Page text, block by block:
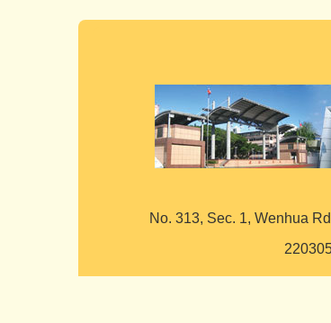
No. 313, Sec. 1, Wenhua